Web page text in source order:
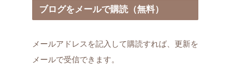
ブログをメールで購読（無料）
メールアドレスを記入して購読すれば、更新を
メールで受信できます。